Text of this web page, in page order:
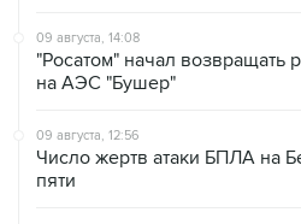
09 августа, 14:08
"Росатом" начал возвращать
на АЭС "Бушер"
09 августа, 12:56
Число жертв атаки БПЛА на
пяти